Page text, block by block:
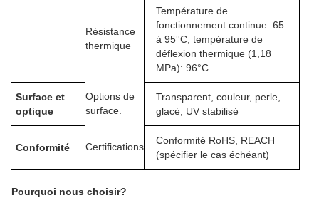
Résistance
thermique
Température de
fonctionnement continue: 65
à 95°C; température de
déflexion thermique (1,18
MPa): 96°C
Surface et
optique
Options de
surface.
Transparent, couleur, perle,
glacé, UV stabilisé
Conformité Certifications
Conformité RoHS, REACH
(spécifier le cas échéant)
Pourquoi nous choisir?